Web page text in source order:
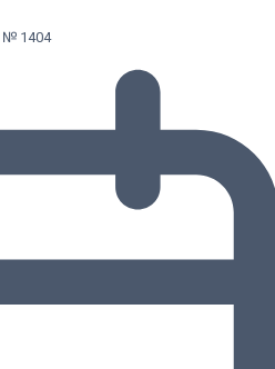
№ 1404